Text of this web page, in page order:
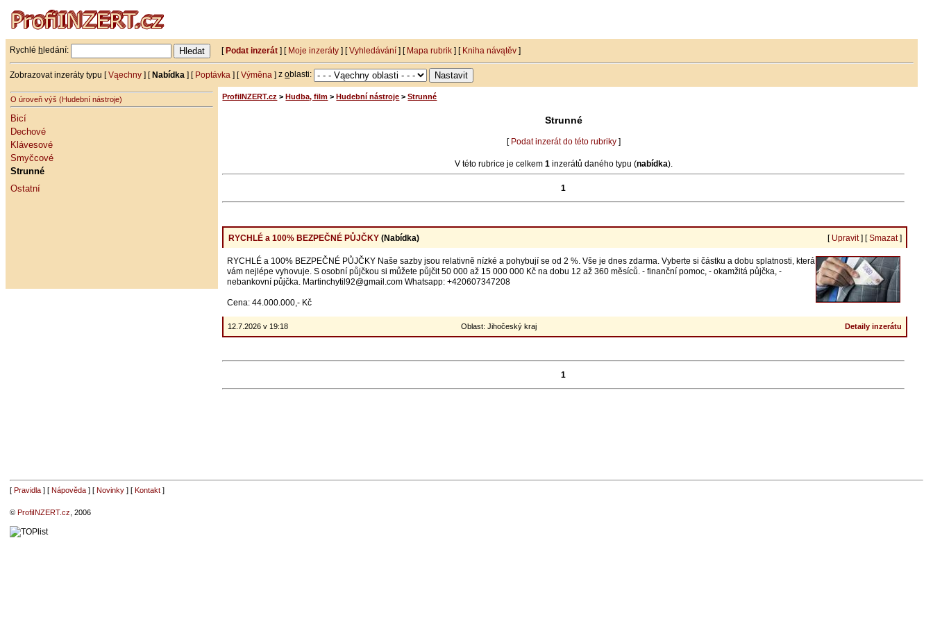
Rychlé h ledání: [Podat inzerát ] [ Moje inzeráty ] [Vyhledávání ] [ Mapa rubrik ] [ Kniha návątěv ]
Zobrazovat inzeráty typu [Vąechny ] [Nabídka ] [ Poptávka ] [Výměna ]zoblasti:
O úroveň výš (Hudební nástroje)
Bicí
Dechové
Klávesové
Smyčcové
Strunné
Ostatní
ProfiINZERT.cz > Hudba, film > Hudební nástroje >Strunné
Strunné
[ Podat inzerát do této rubriky]
V této rubrice je celkem 1 inzerátů daného typu (nabídka).
1
RYCHLÉ a 100% BEZPEČNÉ PŮJČKY(Nabídka) [ Upravit] [Smazat]
RYCHLÉ a 100% BEZPEČNÉ PŮJČKY Naše sazby jsou relativně nízké a pohybují se od 2 %. Vše je dnes zdarma. Vyberte si částku a dobu splatnosti, která
vám nejlépe vyhovuje. S osobní půjčkou si můžete půjčit 50 000 až 15 000 000 Kč na dobu 12 až 360 měsíců. - finanční pomoc, - okamžitá půjčka, -
nebankovní půjčka. Martinchytil92@gmail.com Whatsapp: +420607347208
Cena: 44.000.000,- Kč
12.7.2026 v 19:18 Oblast: Jihočeský kraj Detaily inzerátu
1
[ Pravidla] [ Nápověda] [ Novinky] [ Kontakt]
© ProfiINZERT.cz , 2006